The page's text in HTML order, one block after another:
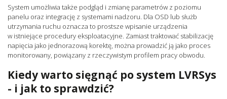
System umożliwia także podgląd i zmianę parametrów z poziomu
panelu oraz integrację z systemami nadzoru. Dla OSD lub służb
utrzymania ruchu oznacza to prostsze wpisanie urządzenia
w istniejące procedury eksploatacyjne. Zamiast traktować stabilizację
napięcia jako jednorazową korektę, można prowadzić ją jako proces
monitorowany, powiązany z rzeczywistym profilem pracy obwodu.
Kiedy warto sięgnąć po system LVRSys
- i jak to sprawdzić?